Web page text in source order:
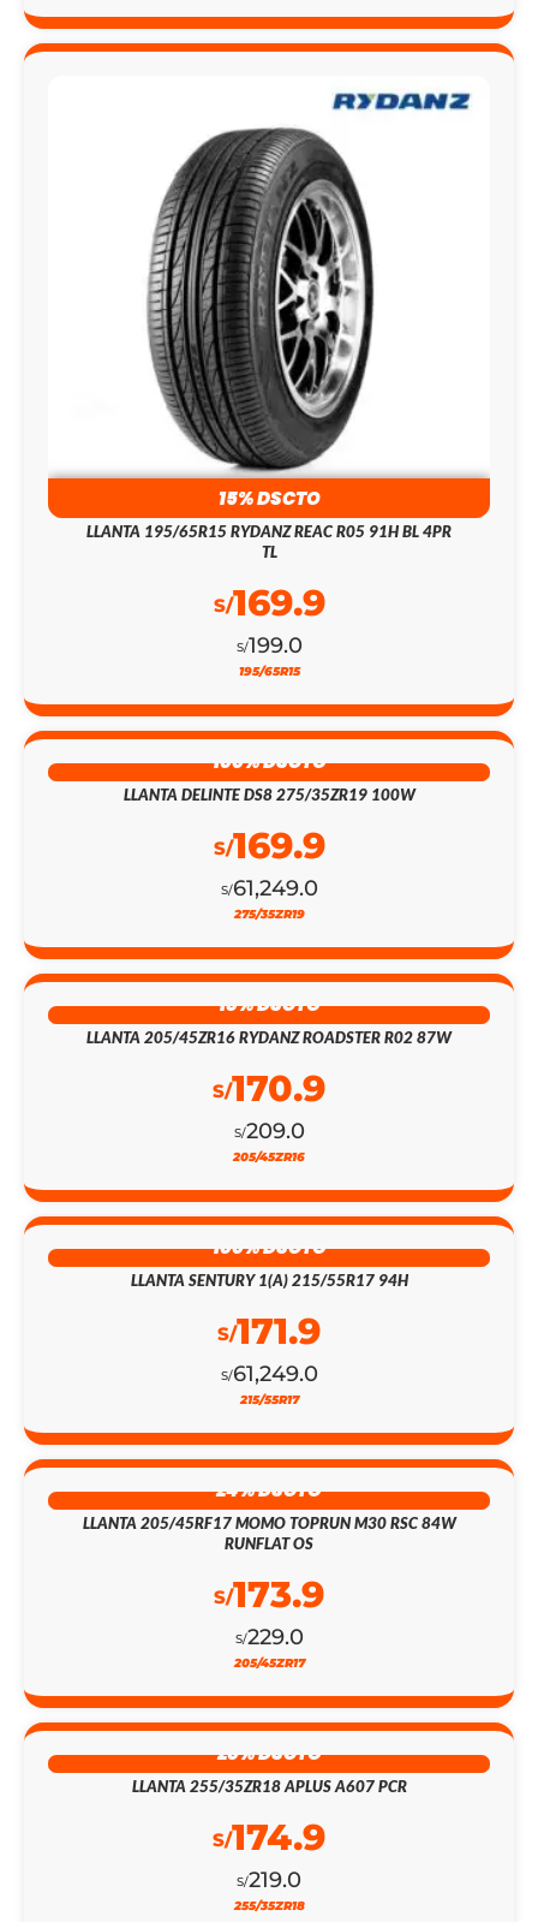
15% DSCTO
LLANTA 195/65R15 RYDANZ REAC R05 91H BL 4PR
TL
S/199.0
S/169.9
195/65R15
100% DSCTO
LLANTA DELINTE DS8 275/35ZR19 100W
S/61,249.0
S/169.9
275/35ZR19
18% DSCTO
LLANTA 205/45ZR16 RYDANZ ROADSTER R02 87W
S/209.0
S/170.9
205/45ZR16
100% DSCTO
LLANTA SENTURY 1(A) 215/55R17 94H
S/61,249.0
S/171.9
215/55R17
24% DSCTO
LLANTA 205/45RF17 MOMO TOPRUN M30 RSC 84W
RUNFLAT OS
S/229.0
S/173.9
205/45ZR17
20% DSCTO
LLANTA 255/35ZR18 APLUS A607 PCR
S/219.0
S/174.9
255/35ZR18